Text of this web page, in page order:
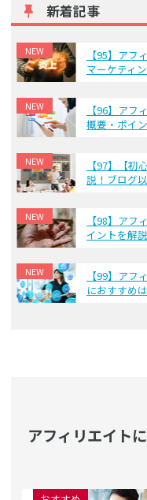
新着記事
NEW
【95】アフ
マーケティ
NEW
【96】アフ
概要・ポイ
NEW
【97】【
説！ブログ
NEW
【98】アフ
イントを解
NEW
【99】アフ
におすすめ
アフィリエイト